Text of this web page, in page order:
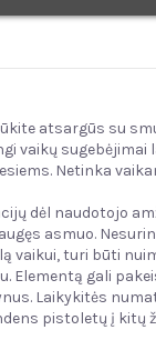
atsargūs su
vaikų
Netinka
dėl naudotojo
asmuo.
vaikui, turi būti
Elementą gali
Laikykitės
pistoletų į